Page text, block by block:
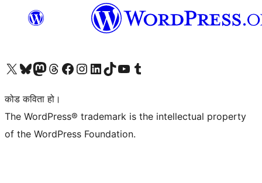
हाम्रो X (पहिले ट्विटर) खातामा जानुहोस्
हाम्रो Bluesky खाता भ्रमण गर्नुहोस्
हाम्रो म्यास्टोडन खाता भ्रमण गर्नुहोस्
हाम्रो थ्रेड्स खातामा जानुहोस्
हाम्रो फेसबुक पेजमा जानुहोस्
हाम्रो इन्स्टाग्राम खातामा जानुहोस्
हाम्रो लिङ्क्डइन खातामा जानुहोस्
हाम्रो TikTok खाता भ्रमण गर्नुहोस्
हाम्रो युट्युब च्यानलमा जानुहोस्
हाम्रो टम्बलर खाता भ्रमण गर्नुहोस्
कोड कविता हो।
The WordPress® trademark is the intellectual property
of the WordPress Foundation.